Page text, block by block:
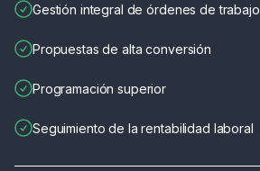
Gestión integral de órdenes de trabajo
Propuestas de alta conversión
Programación superior
Seguimiento de la rentabilidad laboral